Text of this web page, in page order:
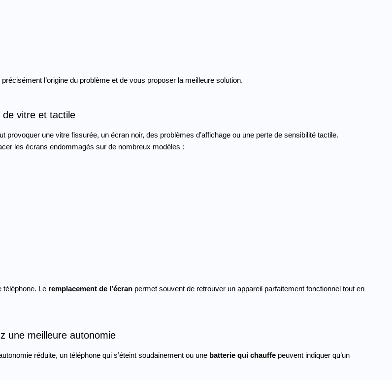
l’origine du problème et de vous proposer la meilleure solution.
de vitre et tactile
provoquer une vitre fissurée, un écran noir, des problèmes d’affichage ou une perte de sensibilité tactile.
les écrans endommagés sur de nombreux modèles :
téléphone. Le remplacement de l’écran permet souvent de retrouver un appareil parfaitement fonctionnel tout en
une meilleure autonomie
réduite, un téléphone qui s’éteint soudainement ou une batterie qui chauffe peuvent indiquer qu’un